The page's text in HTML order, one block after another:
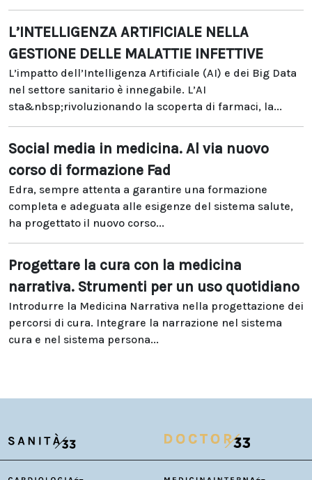
L’INTELLIGENZA ARTIFICIALE NELLA
GESTIONE DELLE MALATTIE INFETTIVE
L’impatto dell’Intelligenza Artificiale (AI) e dei Big Data
nel settore sanitario è innegabile. L’AI
sta&nbsp;rivoluzionando la scoperta di farmaci, la...
Social media in medicina. Al via nuovo
corso di formazione Fad
Edra, sempre attenta a garantire una formazione
completa e adeguata alle esigenze del sistema salute,
ha progettato il nuovo corso...
Progettare la cura con la medicina
narrativa. Strumenti per un uso quotidiano
Introdurre la Medicina Narrativa nella progettazione dei
percorsi di cura. Integrare la narrazione nel sistema
cura e nel sistema persona...